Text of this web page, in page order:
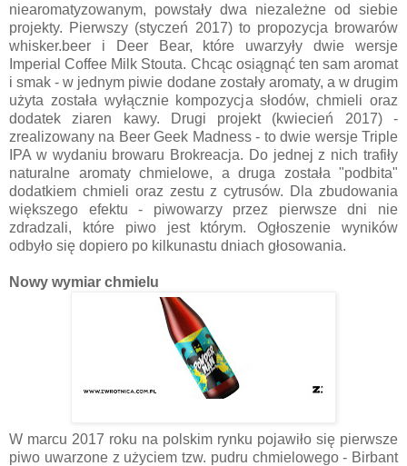
niearomatyzowanym, powstały dwa niezależne od siebie
projekty. Pierwszy (styczeń 2017) to propozycja browarów
whisker.beer i Deer Bear, które uwarzyły dwie wersje
Imperial Coffee Milk Stouta. Chcąc osiągnąć ten sam aromat
i smak - w jednym piwie dodane zostały aromaty, a w drugim
użyta została wyłącznie kompozycja słodów, chmieli oraz
dodatek ziaren kawy. Drugi projekt (kwiecień 2017) -
zrealizowany na Beer Geek Madness - to dwie wersje Triple
IPA w wydaniu browaru Brokreacja. Do jednej z nich trafiły
naturalne aromaty chmielowe, a druga została "podbita"
dodatkiem chmieli oraz zestu z cytrusów. Dla zbudowania
większego efektu - piwowarzy przez pierwsze dni nie
zdradzali, które piwo jest którym. Ogłoszenie wyników
odbyło się dopiero po kilkunastu dniach głosowania.
Nowy wymiar chmielu
W marcu 2017 roku na polskim rynku pojawiło się pierwsze
piwo uwarzone z użyciem tzw. pudru chmielowego - Birbant